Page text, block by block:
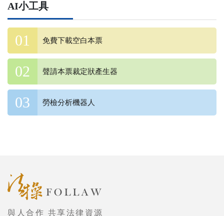
AI小工具
免費下載空白本票
聲請本票裁定狀產生器
勞檢分析機器人
與人合作 共享法律資源